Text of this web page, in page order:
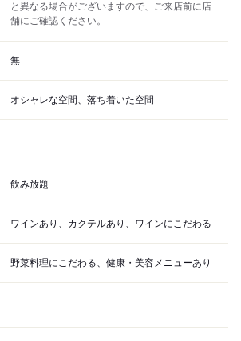
と異なる場合がございますので、ご来店前に店
舗にご確認ください。
無
オシャレな空間、落ち着いた空間
飲み放題
ワインあり、カクテルあり、ワインにこだわる
野菜料理にこだわる、健康・美容メニューあり